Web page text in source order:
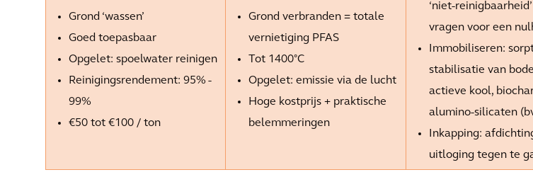
Grond ‘wassen’
Goed toepasbaar
Opgelet: spoelwater reinigen
Reinigingsrendement: 95% -
99%
€50 tot €100 / ton
Grond verbranden = totale
vernietiging PFAS
Tot 1400°C
Opgelet: emissie via de lucht
Hoge kostprijs + praktische
belemmeringen
‘niet-
vragen voor een
Immobiliseren:
stabilisatie van bod
actieve kool,
alumino-silicaten
Inkapping:
uitloging tegen te